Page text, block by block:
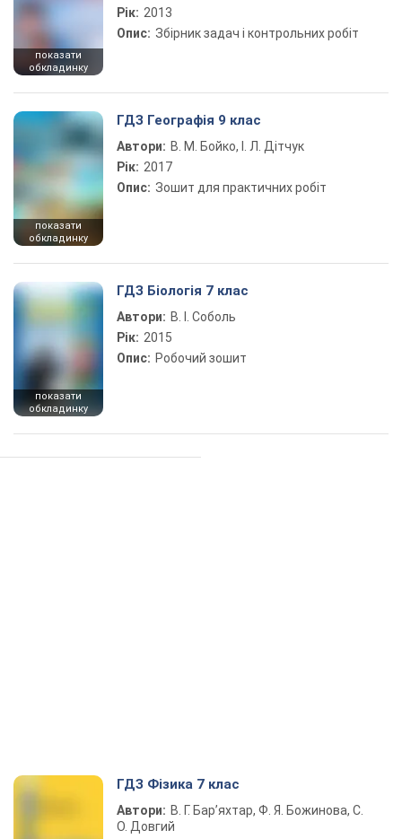
показати
обкладинку
Рік: 2013
Опис: Збірник задач і контрольних робіт
показати
обкладинку
ГДЗ Географія 9 клас
Автори: В. М. Бойко, І. Л. Дітчук
Рік: 2017
Опис: Зошит для практичних робіт
показати
обкладинку
ГДЗ Біологія 7 клас
Автори: В. І. Соболь
Рік: 2015
Опис: Робочий зошит
ГДЗ Фізика 7 клас
Автори: В. Г. Бар’яхтар, Ф. Я. Божинова, С.
О. Довгий